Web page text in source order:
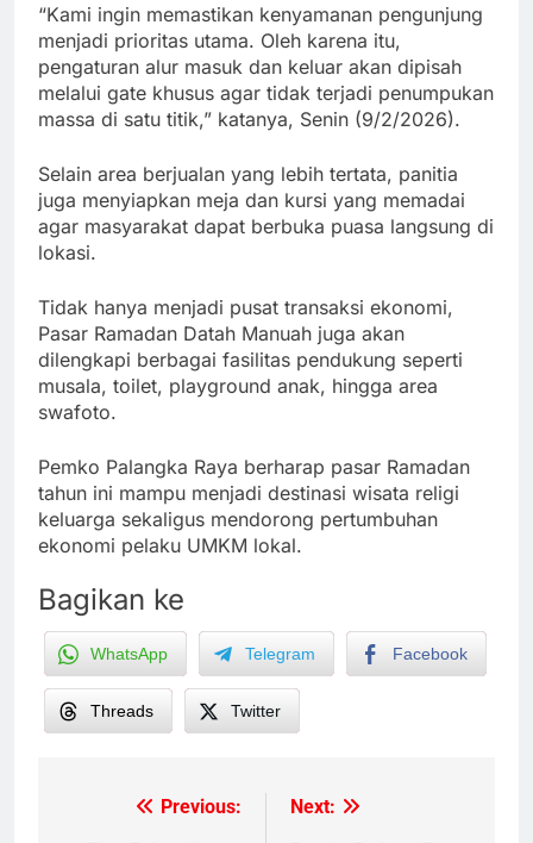
“Kami ingin memastikan kenyamanan pengunjung
menjadi prioritas utama. Oleh karena itu,
pengaturan alur masuk dan keluar akan dipisah
melalui gate khusus agar tidak terjadi penumpukan
massa di satu titik,” katanya, Senin (9/2/2026).
Selain area berjualan yang lebih tertata, panitia
juga menyiapkan meja dan kursi yang memadai
agar masyarakat dapat berbuka puasa langsung di
lokasi.
Tidak hanya menjadi pusat transaksi ekonomi,
Pasar Ramadan Datah Manuah juga akan
dilengkapi berbagai fasilitas pendukung seperti
musala, toilet, playground anak, hingga area
swafoto.
Pemko Palangka Raya berharap pasar Ramadan
tahun ini mampu menjadi destinasi wisata religi
keluarga sekaligus mendorong pertumbuhan
ekonomi pelaku UMKM lokal.
Bagikan ke
WhatsApp Telegram Facebook
Threads Twitter
Previous:
Next: